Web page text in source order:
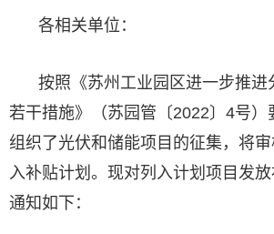
各相关单位：
按照《苏州工业园区进一步推进
若干措施》（苏园管〔2022〕4号）
组织了光伏和储能项目的征集，将审
入补贴计划。现对列入计划项目发
通知如下：